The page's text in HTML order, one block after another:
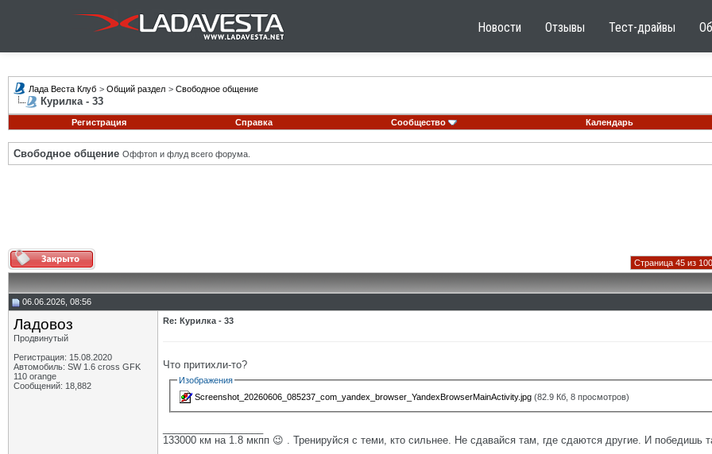
Новости Отзывы Тест-драйвы
Лада Веста Клуб > Общий раздел > Свободное общение
Курилка - 33
Регистрация
Справка Сообщество Календарь
Свободное общение Оффтоп и флуд всего форума.
Страница 45 из 100
06.06.2026, 08:56
Ладовоз
Продвинутый
Регистрация: 15.08.2020
Автомобиль: SW 1.6 cross GFK
110 orange
Сообщений: 18,882
Re: Курилка - 33
Что притихли-то?
Изображения
Screenshot_20260606_085237_com_yandex_browser_YandexBrowserMainActivity.jpg (82.9 Кб, 8 просмотров)
133000 км на 1.8 мкпп 😉 . Тренируйся с теми, кто сильнее. Не сдавайся там, где сдаются другие. И победишь